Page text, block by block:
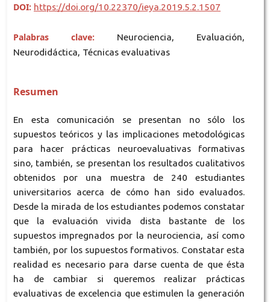
DOI: https://doi.org/10.22370/ieya.2019.5.2.1507
Palabras clave:
Neurociencia, Evaluación,
Neurodidáctica, Técnicas evaluativas
Resumen
En esta comunicación se presentan no sólo los
supuestos teóricos y las implicaciones metodológicas
para hacer prácticas neuroevaluativas formativas
sino, también, se presentan los resultados cualitativos
obtenidos por una muestra de 240 estudiantes
universitarios acerca de cómo han sido evaluados.
Desde la mirada de los estudiantes podemos constatar
que la evaluación vivida dista bastante de los
supuestos impregnados por la neurociencia, así como
también, por los supuestos formativos. Constatar esta
realidad es necesario para darse cuenta de que ésta
ha de cambiar si queremos realizar prácticas
evaluativas de excelencia que estimulen la generación